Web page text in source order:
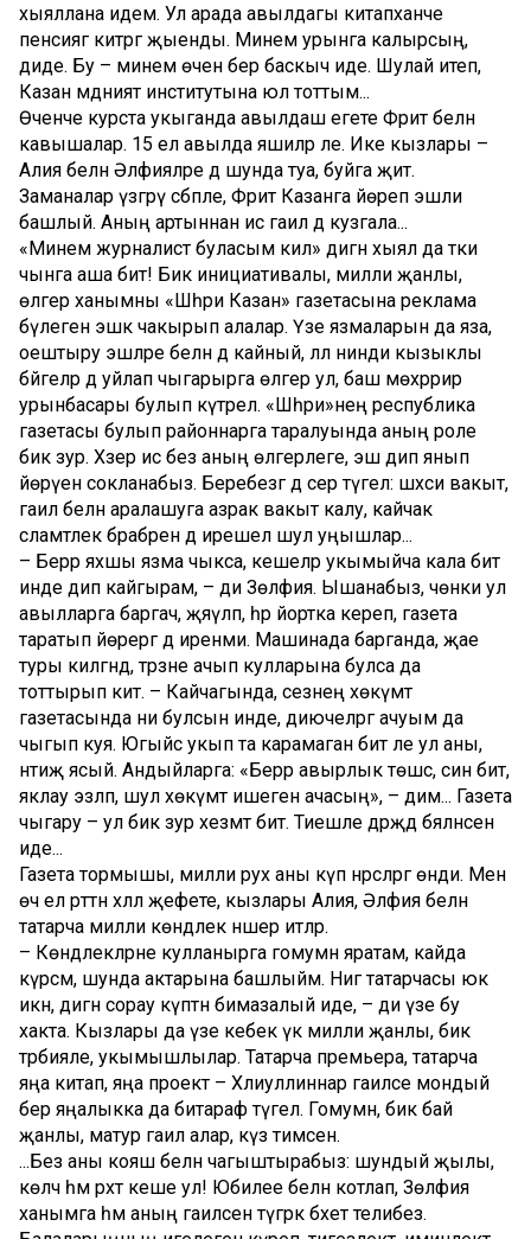
хыяллана идем. Ул арада авылдагы китапханәче
пенсиягә китәргә җыенды. Минем урынга калырсың,
диде. Бу – минем өчен бер баскыч иде. Шулай итеп,
Казан мәдәният институтына юл тоттым...
Өченче курста укыганда авылдаш егете Фәрит белән
кавышалар. 15 ел авылда яшиләр әле. Ике кызлары –
Алия белән Әлфияләре дә шунда туа, буйга җитә.
Заманалар үзгәрү сәбәпле, Фәрит Казанга йөреп эшли
башлый. Аның артыннан исә гаилә дә кузгала...
«Минем журналист буласым килә» дигән хыял да тәки
чынга аша бит! Бик инициативалы, милли җанлы,
өлгер ханымны «Шәһри Казан» газетасына реклама
бүлегенә эшкә чакырып алалар. Үзе язмаларын да яза,
оештыру эшләре белән дә кайный, әллә нинди кызыклы
бәйгеләр дә уйлап чыгарырга өлгерә ул, баш мөхәррир
урынбасары булып күтәрелә. «Шәһри»нең республика
газетасы булып районнарга таралуында аның роле
бик зур. Хәзер исә без аның өлгерлеге, эш дип янып
йөрүенә сокланабыз. Беребезгә дә сер түгел: шәхси вакыт,
гаилә белән аралашуга азрак вакыт калу, кайчак
сәламәтлек бәрабәренә дә ирешелә шул уңышлар...
– Берәр яхшы язма чыкса, кешеләр укымыйча кала бит
инде дип кайгырам, – ди Зөлфия. Ышанабыз, чөнки ул
авылларга баргач, җәяүләп, һәр йортка кереп, газета
таратып йөрергә дә иренми. Машинада барганда, җае
туры килгәндә, тәрәзәне ачып кулларына булса да
тоттырып китә. – Кайчагында, сезнең хөкүмәт
газетасында ни булсын инде, диючеләргә ачуым да
чыгып куя. Югыйсә укып та карамаган бит әле ул аны, ә
нәтиҗә ясый. Андыйларга: «Берәр авырлык төшсә, син бит,
яклау эзләп, шул хөкүмәт ишеген ачасың», – дим... Газета
чыгару – ул бик зур хезмәт бит. Тиешле дәрәҗәдә бәяләнсен
иде...
Газета тормышы, милли рух аны күп нәрсәләргә өнди. Менә
өч ел рәттән хәләл җефете, кызлары Алия, Әлфия белән
татарча милли көндәлек нәшер итәләр.
– Көндәлекләрне кулланырга гомумән яратам, кайда
күрсәм, шунда актарына башлыйм. Нигә татарчасы юк
икән, дигән сорау күптән бимазалый иде, – ди үзе бу
хакта. Кызлары да үзе кебек үк милли җанлы, бик
тәрбияле, укымышлылар. Татарча премьера, татарча
яңа китап, яңа проект – Хәлиуллиннар гаиләсе мондый
бер яңалыкка да битараф түгел. Гомумән, бик бай
җанлы, матур гаилә алар, күз тимәсен.
...Без аны кояш белән чагыштырабыз: шундый җылы,
көләч һәм рәхәт кеше ул! Юбилее белән котлап, Зөлфия
ханымга һәм аның гаиләсенә түгәрәк бәхет телибез.